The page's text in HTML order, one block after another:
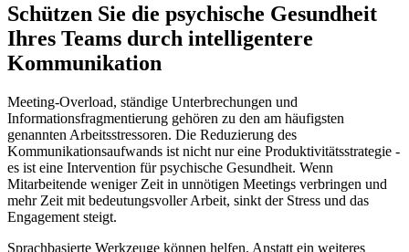
Schützen Sie die psychische Gesundheit
Ihres Teams durch intelligentere
Kommunikation
Meeting-Overload, ständige Unterbrechungen und
Informationsfragmentierung gehören zu den am häufigsten
genannten Arbeitsstressoren. Die Reduzierung des
Kommunikationsaufwands ist nicht nur eine Produktivitätsstrategie -
es ist eine Intervention für psychische Gesundheit. Wenn
Mitarbeitende weniger Zeit in unnötigen Meetings verbringen und
mehr Zeit mit bedeutungsvoller Arbeit, sinkt der Stress und das
Engagement steigt.
Sprachbasierte Werkzeuge können helfen. Anstatt ein weiteres